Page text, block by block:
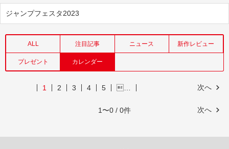
ジャンプフェスタ2023
ALL 注目記事 ニュース 新作レビュー
プレゼント カレンダー
次へ
1 2 3 4 5 …
次へ
1〜0 / 0件